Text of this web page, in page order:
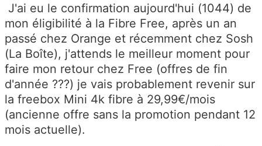
J'ai eu le confirmation aujourd'hui (1044) de
mon éligibilité à la Fibre Free, après un an
passé chez Orange et récemment chez Sosh
(La Boîte), j'attends le meilleur moment pour
faire mon retour chez Free (offres de fin
d'année ???) je vais probablement revenir sur
la freebox Mini 4k fibre à 29,99€/mois
(ancienne offre sans la promotion pendant 12
mois actuelle).